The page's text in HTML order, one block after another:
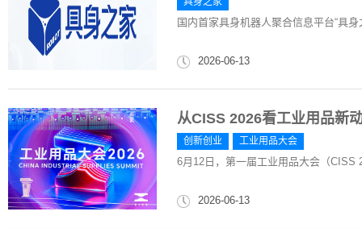
国内首家具身机器人聚合信息平台“具
2026-06-13
从CISS 2026看工业用品新
创新创业 工业用品大会
6月12日，第一届工业用品大会（CISS
2026-06-13